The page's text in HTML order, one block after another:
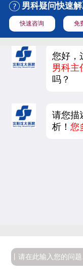
男科疑问快速
快速咨询 免
您好，
男科主
吗？
请您描
析！您